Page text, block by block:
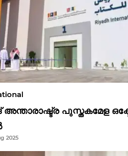
അന്താരാഷ്ട്ര പുസ്തകമേള
2025